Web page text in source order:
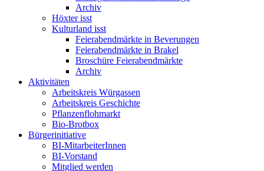
Archiv
Höxter isst
Kulturland isst
Feierabendmärkte in Beverungen
Feierabendmärkte in Brakel
Broschüre Feierabendmärkte
Archiv
Aktivitäten
Arbeitskreis Würgassen
Arbeitskreis Geschichte
Pflanzenflohmarkt
Bio-Brotbox
Bürgerinitiative
BI-MitarbeiterInnen
BI-Vorstand
Mitglied werden